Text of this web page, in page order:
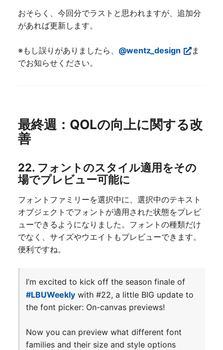
おそらく、今回分でラストと思われますが、追加分
があれば更新します。
※もし誤りがありましたら、 @wentz_design
ま
でお知らせください。
最終週：QOLの向上に関する改
善
22. フォントのスタイル適用をその
場でプレビュー可能に
フォントファミリーを選択中に、選択中のテキスト
オブジェクトでフォントが適用された状態をプレビ
ューできるようになりました。フォントの種類だけ
でなく、サイズやウエイトもプレビューできます。
便利ですね。
I’m excited to kick off the season finale of
#LBUWeekly with #22, a little BIG update to
the font picker: On-canvas previews!
Now you can preview what different font
families and their size and style options